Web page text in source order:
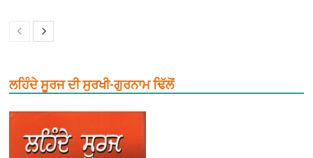
ਲਹਿੰਦੇ ਸੂਰਜ ਦੀ ਸੁਰਖੀ-ਗੁਰਨਾਮ ਢਿੱਲੋਂ